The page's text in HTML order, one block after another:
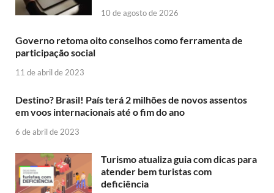
10 de agosto de 2026
Governo retoma oito conselhos como ferramenta de
participação social
11 de abril de 2023
Destino? Brasil! País terá 2 milhões de novos assentos
em voos internacionais até o fim do ano
6 de abril de 2023
Turismo atualiza guia com dicas para
atender bem turistas com
deficiência